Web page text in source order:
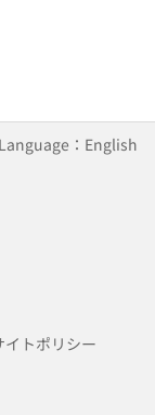
Language：English
イトポリシー